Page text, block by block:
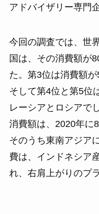
アドバイザリー専門
今回の調査では、世
国は、その消費額が
た。第3位は消費額が
そして第4位と第5位
レーシアとロシアで
消費額は、2020年に
そのうち東南アジア
費は、インドネシア
れ、右肩上がりのプ